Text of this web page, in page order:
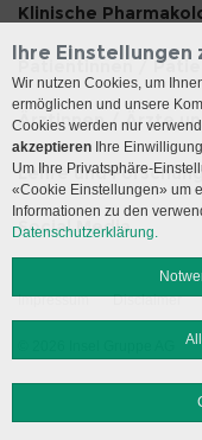
Klinische
Patientinnen /
Ärztinnen / Ärzte
Lehre und
Social Media
Impressum Disclaimer
Ihre Einstellungen
Wir nutzen Cookies, um
ermöglichen und unsere
Cookies werden nur
akzeptieren Ihre
Um Ihre Privatsphäre-
«Cookie Einstellungen» um
Informationen zu den
Datenschutzerklärung.